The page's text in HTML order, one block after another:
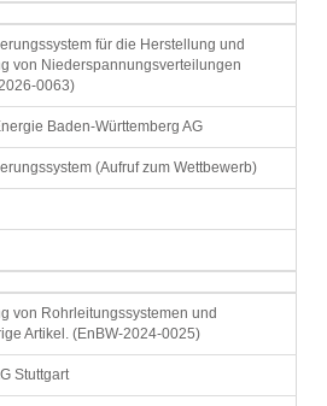
für die Herstellung und
von Niederspannungsverteilungen
0063)
Baden-Württemberg AG
(Aufruf zum Wettbewerb)
von Rohrleitungssystemen und
Artikel. (EnBW-2024-0025)
Stuttgart